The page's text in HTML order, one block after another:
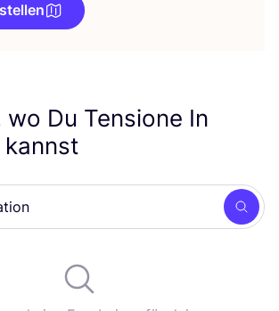
wo Du Tensione In
kannst